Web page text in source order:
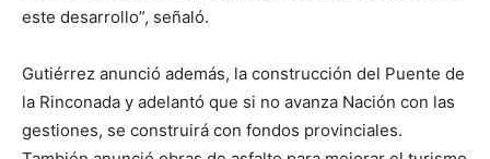
este desarrollo”, señaló.
Gutiérrez anunció además, la construcción del Puente de
la Rinconada y adelantó que si no avanza Nación con las
gestiones, se construirá con fondos provinciales.